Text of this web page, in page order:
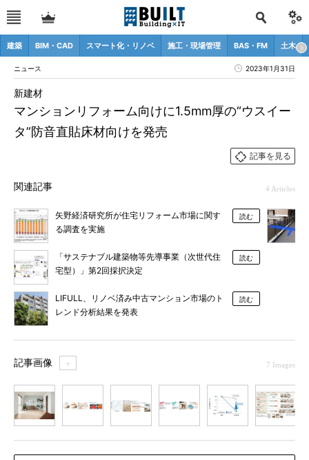
建築 BIM・CAD スマート化・リノベ 施工・現場管理 BAS・FM 土木
ニュース 2023年1月31日
マンションリフォーム向けに1.5mm厚の“ウスイー
タ”防音直貼床材向けを発売
新建材
記事を見る
関連記事 4 Articles
矢野経済研究所が住宅リフォーム市場に関す
る調査を実施
読む
「サステナブル建築物等先導事業（次世代住
宅型）」第2回採択決定
読む
LIFULL、リノベ済み中古マンション市場のト
レンド分析結果を発表
読む
記事画像 ＋ 7 Images